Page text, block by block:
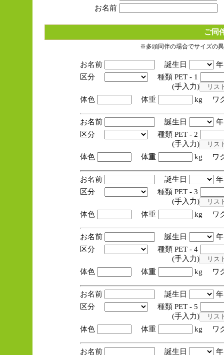
お名前
ご同
※多頭同伴の場合でサイズの
お名前 誕生日
区分
種類 PET - 1
(手入力)
体色
体重 kg ワ
お名前 誕生日
区分
種類 PET - 2
(手入力)
体色
体重 kg ワ
お名前 誕生日
区分
種類 PET - 3
(手入力)
体色
体重 kg ワ
お名前 誕生日
区分
種類 PET - 4
(手入力)
体色
体重 kg ワ
お名前 誕生日
区分
種類 PET - 5
(手入力)
体色
体重 kg ワ
お名前 誕生日